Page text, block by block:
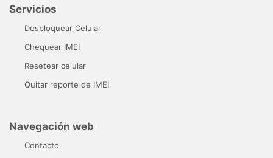
Servicios
Desbloquear Celular
Chequear IMEI
Resetear celular
Quitar reporte de IMEI
Navegación web
Contacto